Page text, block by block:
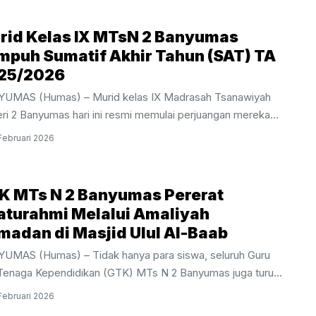
Kelas IX MTsN 2 Banyumas
Sumatif Akhir Tahun (SAT) TA
2026
(Humas) – Murid kelas IX Madrasah Tsanawiyah
2 Banyumas hari ini resmi memulai perjuangan mereka
pelaksanaan Sumatif Akhir Tahun (SAT) Tahun Ajaran
di area gedung depan MTsN 2 Banyumas dengan
10 ruang kelas yang telah disiapkan secara
untuk menjamin kenyamanan dan ketenangan siswa
mengerjakan soal. Bertindak sebagai ...
2026
MTs N 2 Banyumas Pererat
Melalui Amaliyah
di Masjid Ulul Al-Baab
(Humas) – Tidak hanya para siswa, seluruh Guru
Kependidikan (GTK) MTs N 2 Banyumas juga turut
menyemarakkan bulan suci melalui rangkaian kegiatan
2026